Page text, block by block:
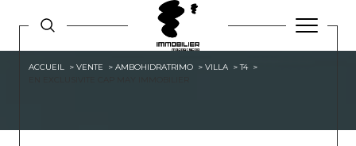
ACCUEIL VENTE AMBOHIDRATRIMO VILLA
T4